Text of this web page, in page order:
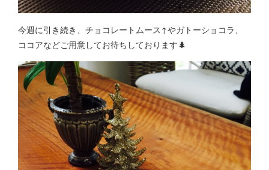
今週に引き続き、チョコレートムース↑やガトーショコラ、
ココアなどご用意してお待ちしております🌲